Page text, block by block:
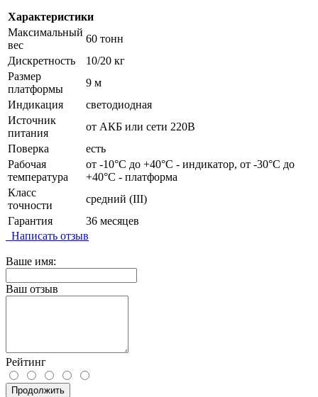
Характеристики
Максимальный
вес
60 тонн
Дискретность
10/20 кг
Размер
платформы
9 м
Индикация
светодиодная
Источник
питания
от АКБ или сети 220В
Поверка
есть
Рабочая
температура
от -10°C до +40°C - индикатор, от -30°C до
+40°C - платформа
Класс
точности
средний (III)
Гарантия
36 месяцев
Написать отзыв
Ваше имя:
Ваш отзыв
Рейтинг
Продолжить